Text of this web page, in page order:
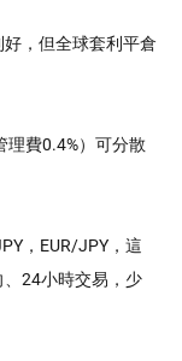
，但全球套利平倉
理費0.4%）可分散
， EUR/JPY， 這
、24小時交易，少